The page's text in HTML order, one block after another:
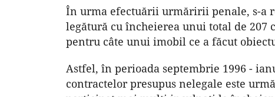
În urma efectuării urmăririi penale, s-a
legătură cu încheierea unui total de 207
pentru câte unui imobil ce a făcut
Astfel, în perioada septembrie 1996 -
contractelor presupus nelegale este